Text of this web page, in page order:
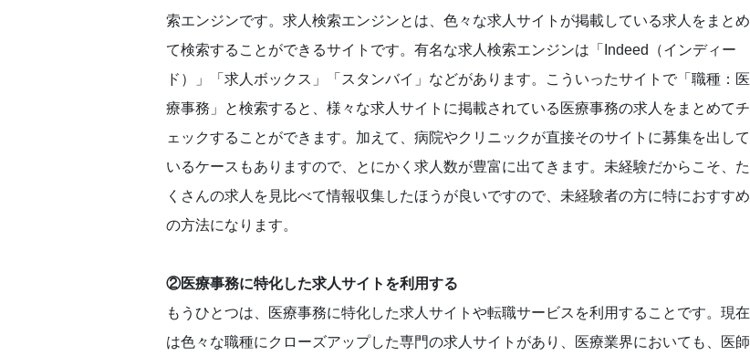
索エンジンです。求人検索エンジンとは、色々な求人サイトが掲載している求人をまとめ
て検索することができるサイトです。有名な求人検索エンジンは「Indeed（インディー
ド）」「求人ボックス」「スタンバイ」などがあります。こういったサイトで「職種：医
療事務」と検索すると、様々な求人サイトに掲載されている医療事務の求人をまとめてチ
ェックすることができます。加えて、病院やクリニックが直接そのサイトに募集を出して
いるケースもありますので、とにかく求人数が豊富に出てきます。未経験だからこそ、た
くさんの求人を見比べて情報収集したほうが良いですので、未経験者の方に特におすすめ
の方法になります。
②医療事務に特化した求人サイトを利用する
もうひとつは、医療事務に特化した求人サイトや転職サービスを利用することです。現在
は色々な職種にクローズアップした専門の求人サイトがあり、医療業界においても、医師